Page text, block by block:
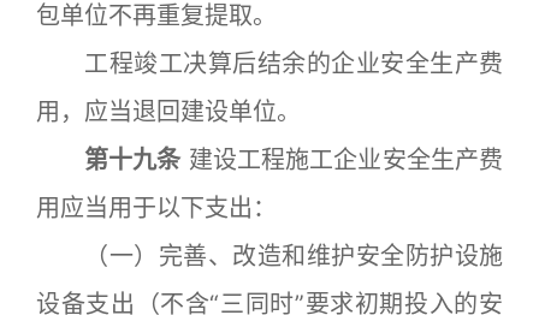
包单位不再重复提取。
工程竣工决算后结余的企业安全生产费
用，应当退回建设单位。
第十九条 建设工程施工企业安全生产费
用应当用于以下支出：
（一）完善、改造和维护安全防护设施
设备支出（不含“三同时”要求初期投入的安